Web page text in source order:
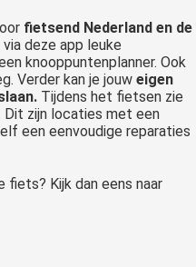
fietsend Nederland en de
deze app leuke
knooppuntenplanner. Ook
Verder kan je jouw eigen
Tijdens het fietsen zie
Dit zijn locaties met een
een eenvoudige reparaties
fiets? Kijk dan eens naar